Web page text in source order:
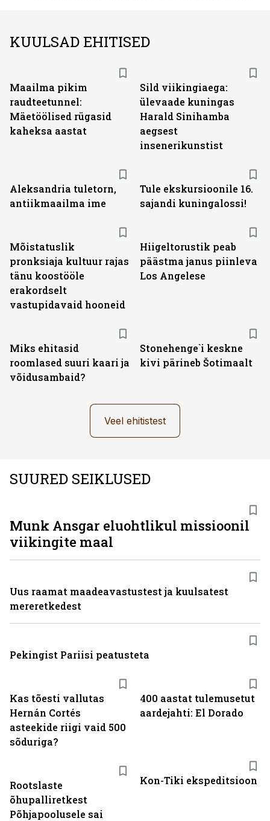
KUULSAD EHITISED
Maailma pikim
raudteetunnel:
Mäetöölised rügasid
kaheksa aastat
Sild viikingiaega:
ülevaade kuningas
Harald Sinihamba
aegsest
insenerikunstist
Aleksandria tuletorn,
antiikmaailma ime
Tule ekskursioonile 16.
sajandi kuningalossi!
Mõistatuslik
pronksiaja kultuur rajas
tänu koostööle
erakordselt
vastupidavaid hooneid
Hiigeltorustik peab
päästma janus piinleva
Los Angelese
Miks ehitasid
roomlased suuri kaari ja
võidusambaid?
Stonehenge`i keskne
kivi pärineb Šotimaalt
Veel ehitistest
SUURED SEIKLUSED
Kas tõesti vallutas
Hernán Cortés
asteekide riigi vaid 500
sõduriga?
400 aastat tulemusetut
aardejahti: El Dorado
Rootslaste
õhupalliretkest
Põhjapoolusele sai
Kon-Tiki ekspeditsioon
Munk Ansgar eluohtlikul missioonil
viikingite maal
Uus raamat maadeavastustest ja kuulsatest
mereretkedest
Pekingist Pariisi peatusteta